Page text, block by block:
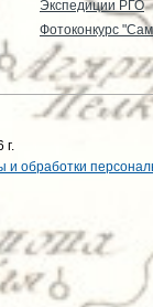
Экспедиции РГО
Фотоконкурс
г.
и обработки